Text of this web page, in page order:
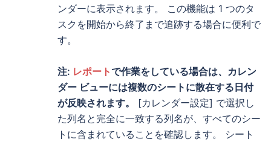
ンダーに表示されます。 この機能は 1 つのタ
スクを開始から終了まで追跡する場合に便利で
す。
注: レポートで作業をしている場合は、カレン
ダー ビューには複数のシートに散在する日付
が反映されます。
[カレンダー設定] で選択し
た列名と完全に一致する列名が、すべてのシー
トに含まれていることを確認します。 シート